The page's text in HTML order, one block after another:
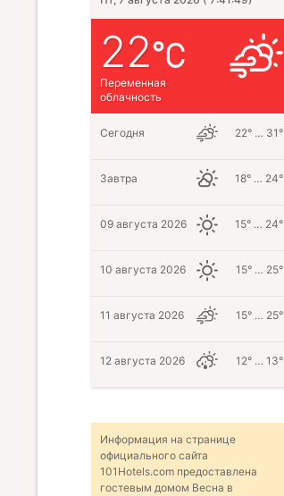
22
Переменная
облачность
Сегодня 22° … 31°
Завтра 18° … 24°
09 августа 2026 15° … 24°
10 августа 2026 15° … 25°
11 августа 2026 15° … 25°
12 августа 2026 12° … 13°
Информация на странице
официального сайта
101Hotels.com предоставлена
гостевым домом Весна в